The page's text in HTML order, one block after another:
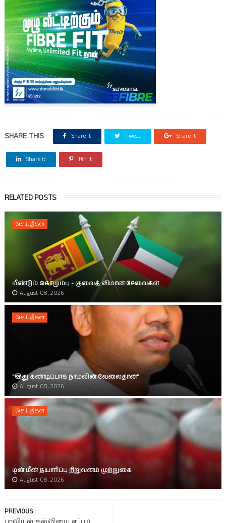
SHARE THIS Share it Tweet Share it
Share it Pin it
RELATED POSTS
செய்திகள்
மீண்டும் கொழும்பு - குவைத் விமான சேவைகள்
August 08, 2026
செய்திகள்
"இது கண்டிப்பாக நாமலின் வேலைதான்"
August 08, 2026
செய்திகள்
டின் மீன் தயாரிப்பு நிறுவனம் முற்றுகை
August 08, 2026
PREVIOUS